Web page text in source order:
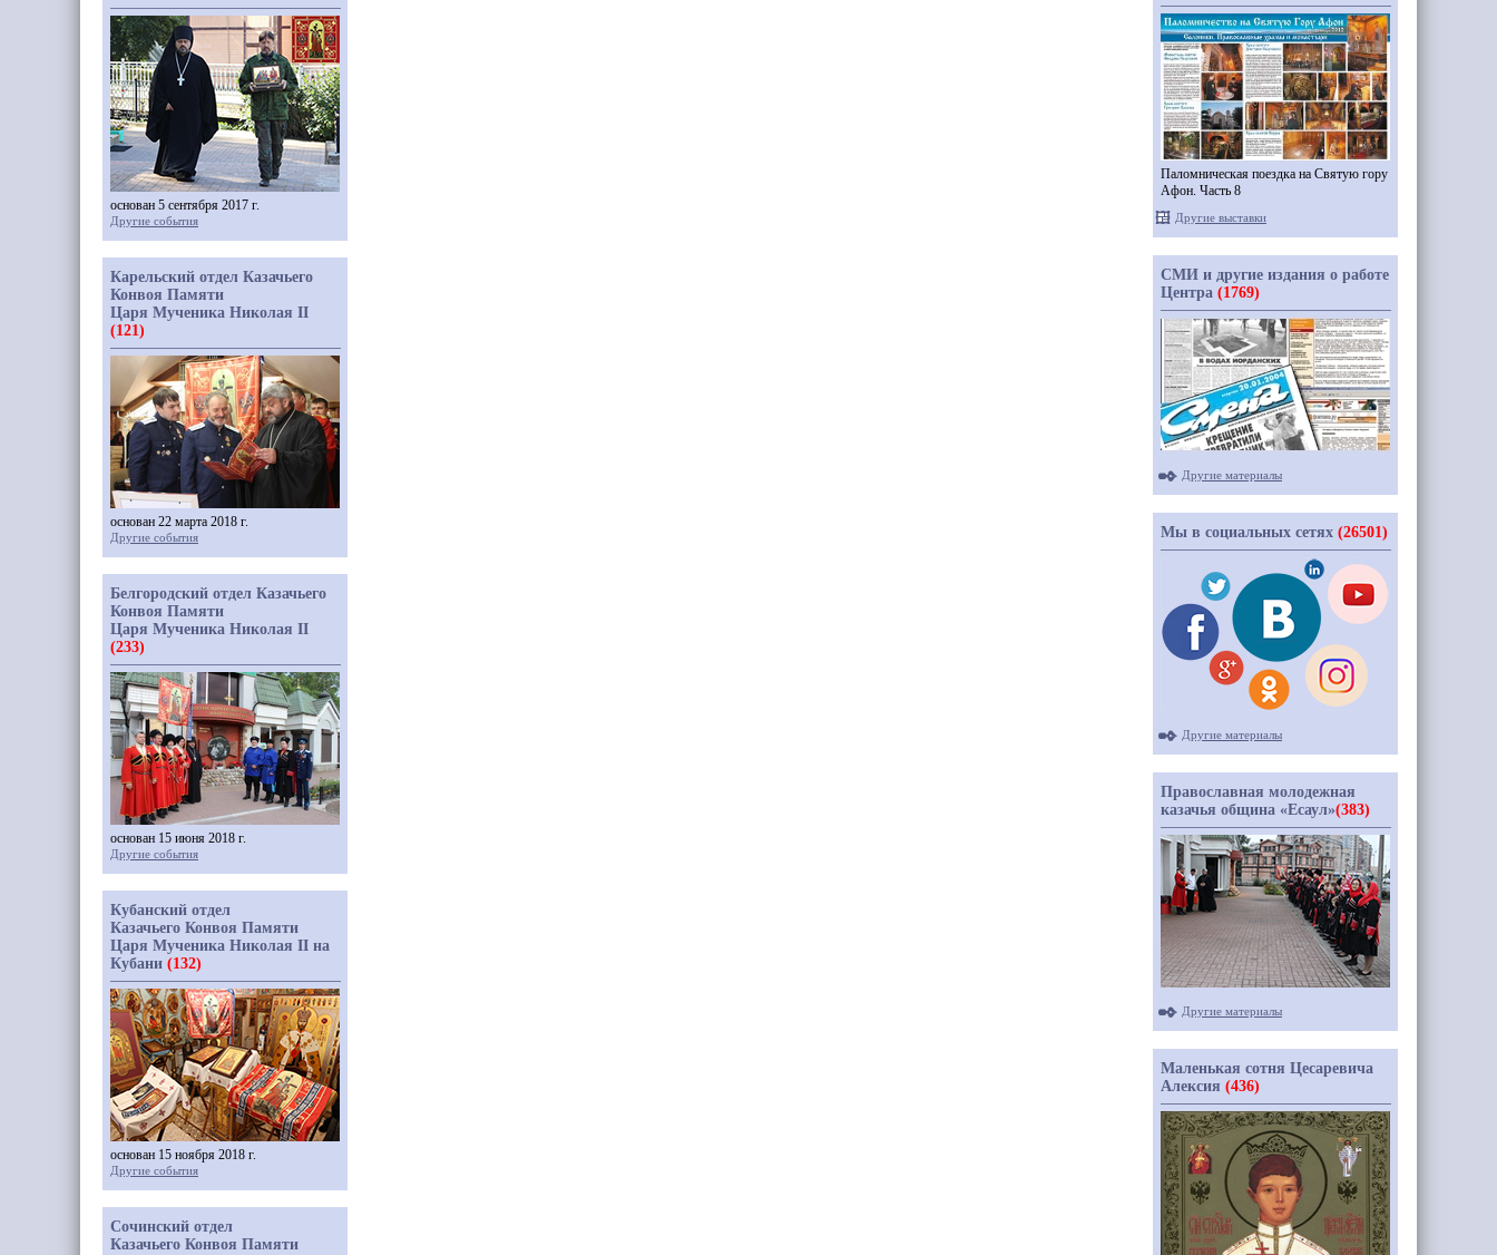
основан 5 сентября 2017 г.
Другие события
Карельский отдел Казачьего
Конвоя Памяти
Царя Мученика Николая II
(121)
основан 22 марта 2018 г.
Другие события
Белгородский отдел Казачьего
Конвоя Памяти
Царя Мученика Николая II
(233)
основан 15 июня 2018 г.
Другие события
Кубанский отдел
Казачьего Конвоя Памяти
Царя Мученика Николая II на
Кубани (132)
основан 15 ноября 2018 г.
Другие события
Сочинский отдел
Казачьего Конвоя Памяти
Паломническая поездка на Святую гору
Афон. Часть 8
Другие выставки
СМИ и другие издания о работе
Центра (1769)
Другие материалы
Мы в социальных сетях (26501)
Другие материалы
Православная молодежная
казачья община «Есаул»(383)
Другие материалы
Маленькая сотня Цесаревича
Алексия (436)